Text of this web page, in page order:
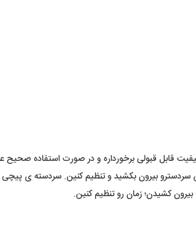
قابل قبولی برخورداره و در صورت استفاده
سردسترو بیرون بکشید و تنظیم کنین. سردسته ی
کشیدن؛ زمان رو تنظیم کنین.